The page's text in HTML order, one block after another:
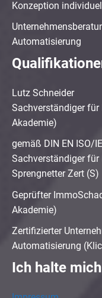
Konzeption
Automatisierung
Lutz Schneider
Sachverständiger
Akademie)
gemäß DIN EN ISO/
Sachverständiger
Sprengnetter Zert (S)
Geprüfter
Akademie)
Zertifizierter
Automatisierung
Ich halte